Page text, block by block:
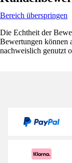
Bereich überspringen
Die Echtheit der
Bewertungen können
nachweislich genutzt